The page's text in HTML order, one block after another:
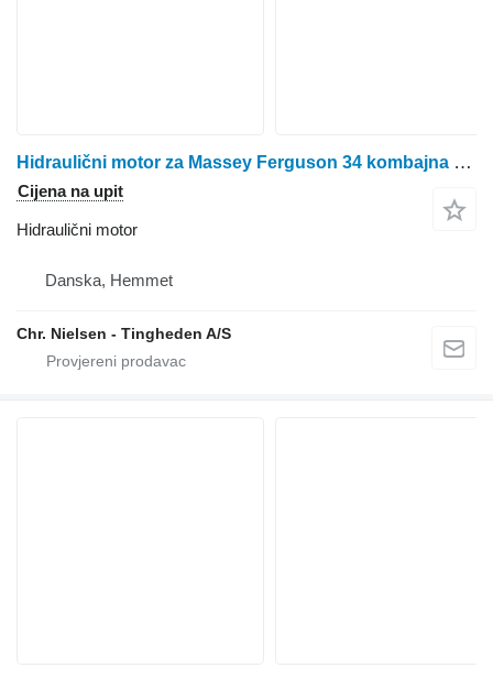
Hidraulični motor za Massey Ferguson 34 kombajna za žito
Cijena na upit
Hidraulični motor
Danska, Hemmet
Chr. Nielsen - Tingheden A/S